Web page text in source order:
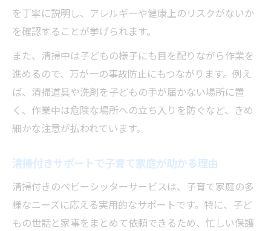
を丁寧に説明し、アレルギーや健康上のリスクがないか
を確認することが挙げられます。
また、清掃中は子どもの様子にも目を配りながら作業を
進めるので、万が一の事故防止にもつながります。例え
ば、清掃道具や洗剤を子どもの手が届かない場所に置
く、作業中は危険な場所への立ち入りを防ぐなど、きめ
細かな注意が払われています。
清掃付きサポートで子育て家庭が助かる理由
清掃付きのベビーシッターサービスは、子育て家庭の多
様なニーズに応える実用的なサポートです。特に、子ど
もの世話と家事をまとめて依頼できるため、忙しい保護